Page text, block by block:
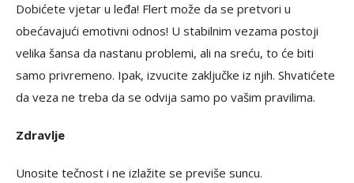
Dobićete vjetar u leđa! Flert može da se pretvori u
obećavajući emotivni odnos! U stabilnim vezama postoji
velika šansa da nastanu problemi, ali na sreću, to će biti
samo privremeno. Ipak, izvucite zaključke iz njih. Shvatićete
da veza ne treba da se odvija samo po vašim pravilima.
Zdravlje
Unosite tečnost i ne izlažite se previše suncu.